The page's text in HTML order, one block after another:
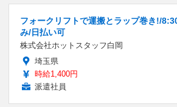
フォークリフトで運搬とラップ巻き!/
み/日払い可
株式会社ホットスタッフ白岡
埼玉県
時給1,400円
派遣社員